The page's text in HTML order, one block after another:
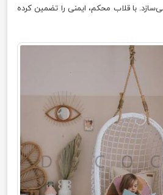
با قلاب محکم، ایمنی را تضمین کرده